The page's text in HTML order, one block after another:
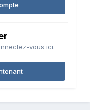
vous ici.